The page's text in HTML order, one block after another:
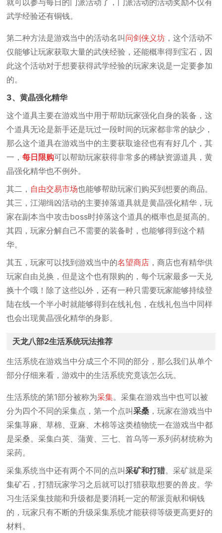
就可以参与每日的门派活动了，门派活动的活动奖励不仅有
武学经验还有铜钱。
第二种方法是游戏当中的活动名叫 问剑侠义坊 ，这个活动不
仅能够让玩家获取大量的武侠经验，还能概率得到宝石，因
此这个活动对于想要获得武学经验的玩家来说是一定要参加
的。
3、黄晶强化精华
这个道具主要在游戏当中用于帮助玩家强化自身的装备，这
个道具无论是新手还是玩过一段时间的玩家都非常的缺少，
那么这个道具在游戏当中的主要获取途径也有有好几个，其
一，每日限购可以帮助玩家获得非常多的稀缺资源道具，黄
晶强化精华也不例外。
其二， 自由交易市场也能够帮助玩家们购买到想要的商品。
其三，江湖缉凶活动的主要掉落道具就是黄晶强化精华，玩
家在副本当中攻击boss时掉落这个道具的概率也是挺高的。
其四，玩家分解自己不需要的装备时，也能够得到这个精
华。
其五，玩家可以找到游戏当中的名望商店 ，商店也有精华供
玩家自由兑换，但是这个也有限购的，每个玩家最多一天兑
换十个哦！除了这些以外，还有一种只需要玩家能够持续登
陆在线一个半小时就能够得到在线礼包，在线礼包当中同样
也会出现黄晶强化精华的身影。
天龙八部2生活系统玩法推荐
生活系统在游戏当中分成三个不同的部分，那么我们从单个
部分仔细来看，游戏中的生活系统究竟该怎么玩。
生活系统的第1部分被称为采集。采集在游戏当中也可以被
分为四个不同的采集点，第一个点叫采桑 ，玩家在游戏当中
采集荨麻、草棉、亚麻、木棉等这类植物统一在游戏当中都
是采桑。采集白英、蒲黄、三七、首乌等一系列药材统称为
采药。
采集系统当中还有两个不同的点叫采矿和打猎。采矿就是采
集矿石，打猎玩家学习之后就可以打猎获取想要的兽皮。学
习生活采集技能和升级都是要消耗一定的帮派贡献和铜钱
的，玩家只有不断的升级采集系统才能获得等级更高更好的
材料。